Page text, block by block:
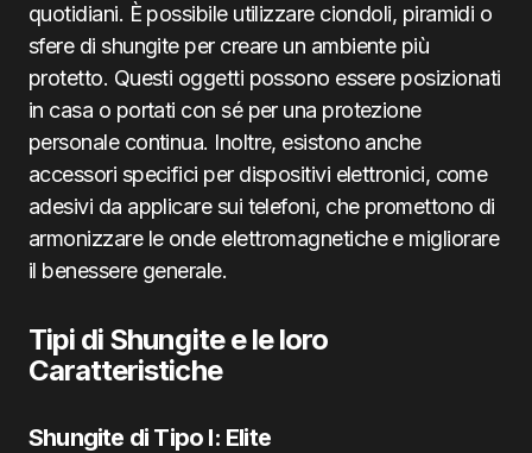
quotidiani. È possibile utilizzare ciondoli, piramidi o
sfere di shungite per creare un ambiente più
protetto. Questi oggetti possono essere posizionati
in casa o portati con sé per una protezione
personale continua. Inoltre, esistono anche
accessori specifici per dispositivi elettronici, come
adesivi da applicare sui telefoni, che promettono di
armonizzare le onde elettromagnetiche e migliorare
il benessere generale.
Tipi di Shungite e le loro
Caratteristiche
Shungite di Tipo I: Elite